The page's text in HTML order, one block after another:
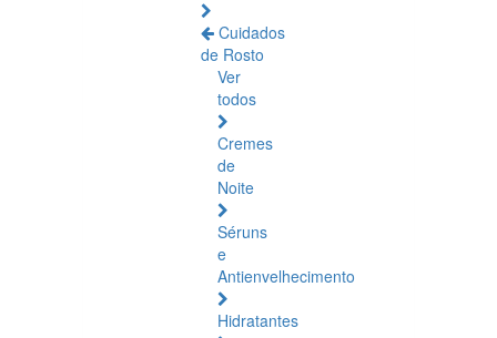
Cuidados
de Rosto
Ver
todos
Cremes
de
Noite
Séruns
e
Antienvelhecimento
Hidratantes